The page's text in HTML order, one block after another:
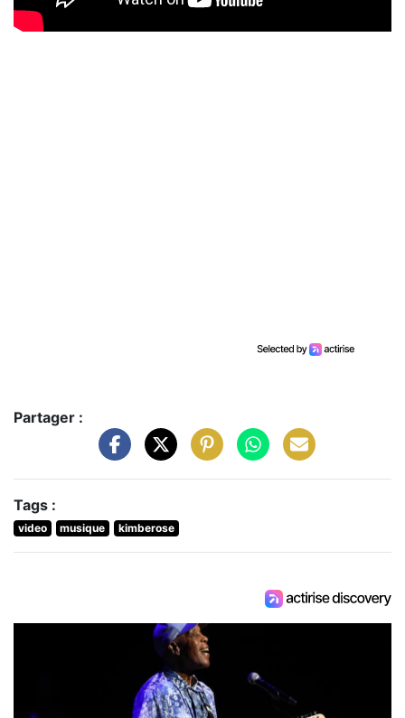
Partager :
Tags :
video musique kimberose